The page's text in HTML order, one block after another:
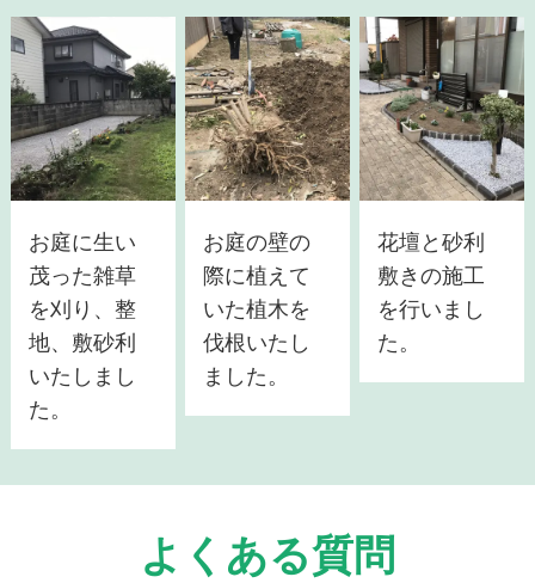
お庭に生い
茂った雑草
を刈り、整
地、敷砂利
いたしまし
た。
お庭の壁の
際に植えて
いた植木を
伐根いたし
ました。
花壇と砂利
敷きの施工
を行いまし
た。
よくある質問